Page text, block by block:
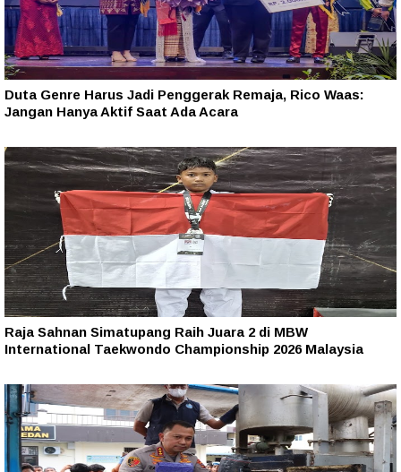
Duta Genre Harus Jadi Penggerak Remaja, Rico Waas:
Jangan Hanya Aktif Saat Ada Acara
Raja Sahnan Simatupang Raih Juara 2 di MBW
International Taekwondo Championship 2026 Malaysia